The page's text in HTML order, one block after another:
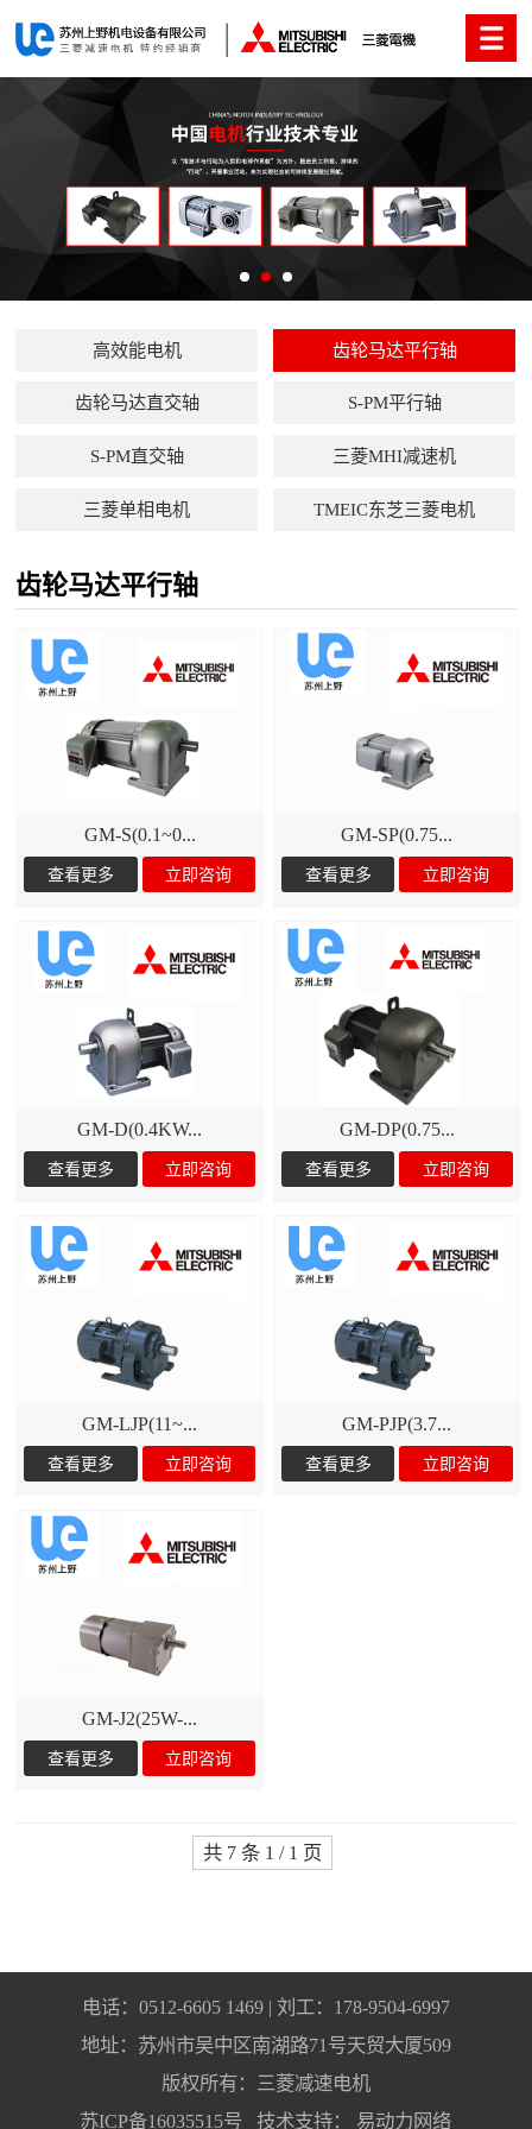
高效能电机 齿轮马达平行轴
齿轮马达直交轴 S-PM平行轴
S-PM直交轴 三菱MHI减速机
三菱单相电机 TMEIC东芝三菱电机
齿轮马达平行轴
GM-S(0.1~0... GM-SP(0.75...
GM-D(0.4KW... GM-DP(0.75...
GM-LJP(11~... GM-PJP(3.7...
GM-J2(25W-...
共 7 条 1 / 1 页
电话：0512-6605 1469 | 刘工：178-9504-6997
地址：苏州市吴中区南湖路71号天贸大厦509
版权所有：三菱减速电机
苏ICP备16035515号 技术支持： 易动力网络